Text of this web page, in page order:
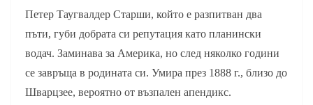
Петер Таугвалдер Старши, който е разпитван два
пъти, губи добрата си репутация като планински
водач. Заминава за Америка, но след няколко години
се завръща в родината си. Умира през 1888 г., близо до
Шварцзее, вероятно от възпален апендикс.